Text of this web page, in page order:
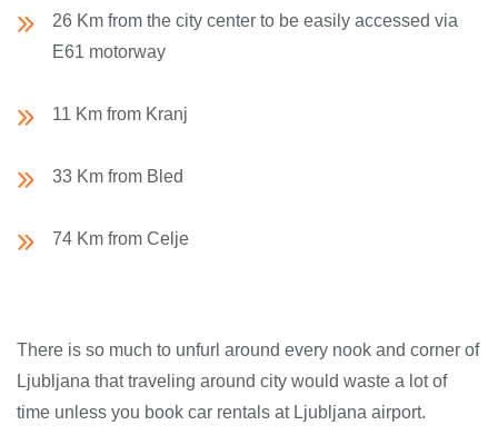
26 Km from the city center to be easily accessed via
E61 motorway
11 Km from Kranj
33 Km from Bled
74 Km from Celje
There is so much to unfurl around every nook and corner of
Ljubljana that traveling around city would waste a lot of
time unless you book car rentals at Ljubljana airport.